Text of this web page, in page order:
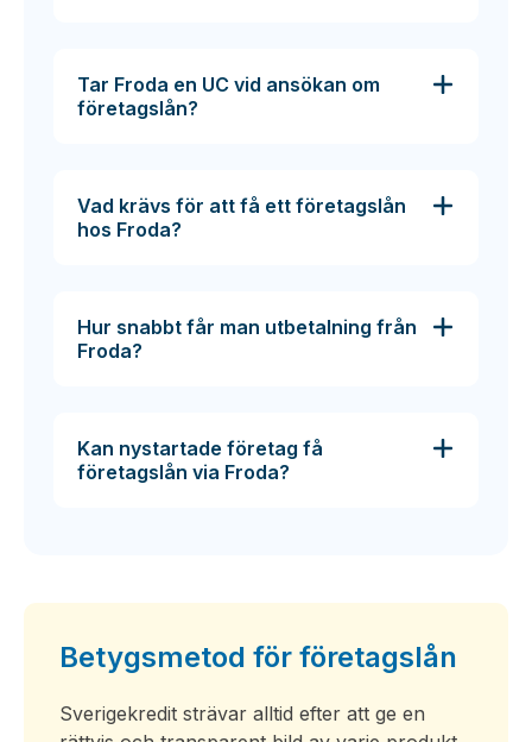
Tar Froda en UC vid ansökan om
företagslån?
Vad krävs för att få ett företagslån
hos Froda?
Hur snabbt får man utbetalning från
Froda?
Kan nystartade företag få
företagslån via Froda?
Betygsmetod för företagslån
Sverigekredit strävar alltid efter att ge en